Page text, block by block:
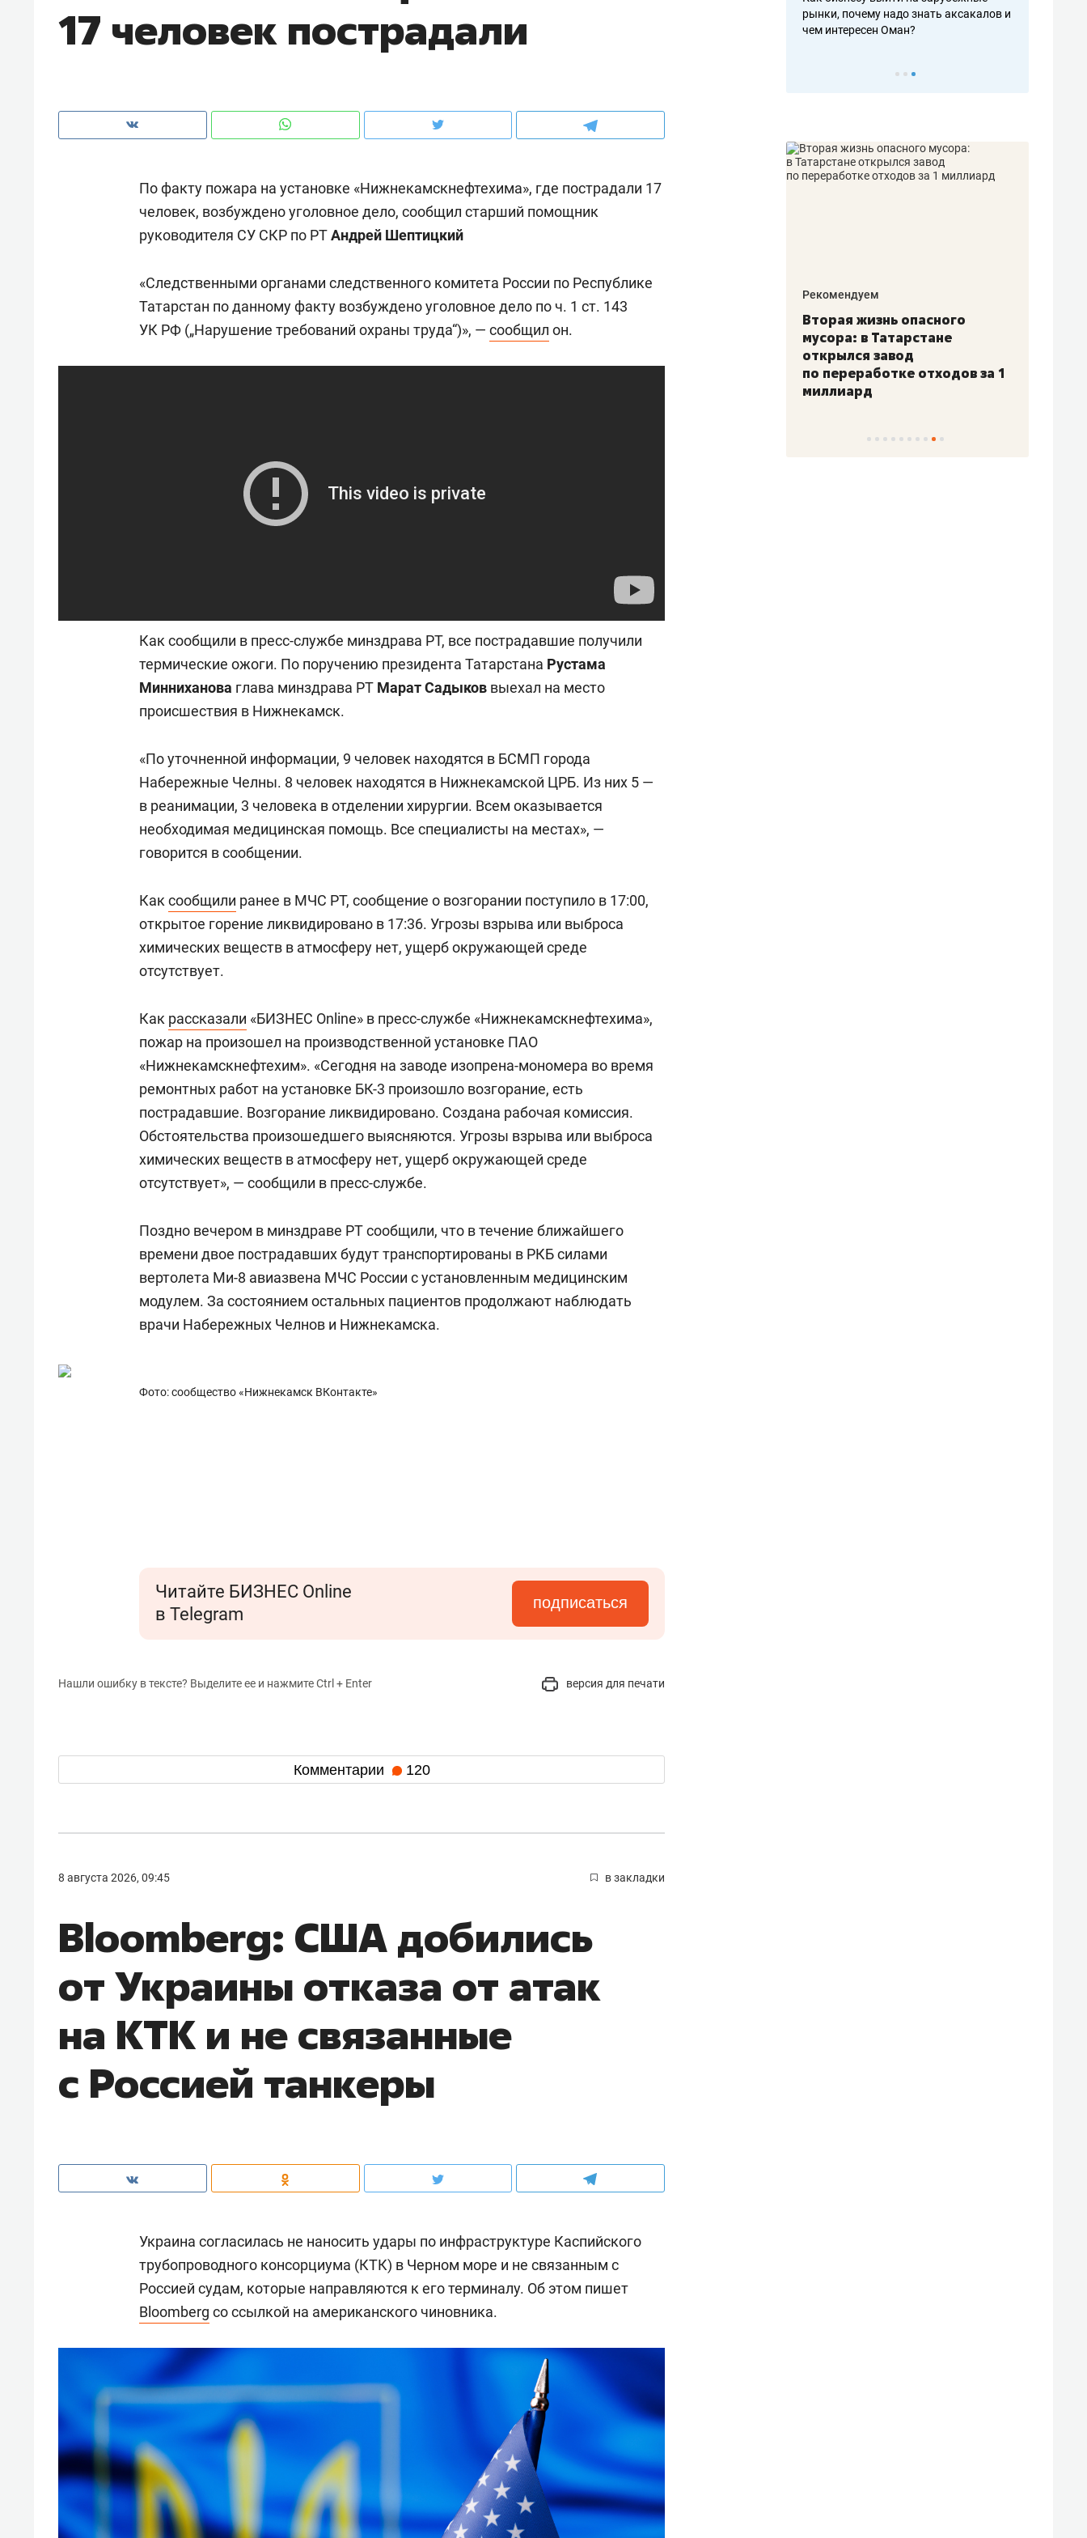
17 человек пострадали
По факту пожара на установке «Нижнекамскнефтехима», где пострадали 17
человек, возбуждено уголовное дело, сообщил старший помощник
руководителя СУ СКР по РТАндрей Шептицкий
«Следственными органами следственного комитета России по Республике
Татарстан по данному факту возбуждено уголовное дело по ч. 1 ст. 143
УК РФ („Нарушение требований охраны труда“)», — сообщил он.
Как сообщили в пресс-службе минздрава РТ, все пострадавшие получили
термические ожоги. По поручению президента Татарстана Рустама
Минниханова глава минздрава РТ Марат Садыков выехал на место
происшествия в Нижнекамск.
«По уточненной информации, 9 человек находятся в БСМП города
Набережные Челны. 8 человек находятся в Нижнекамской ЦРБ. Из них 5 —
в реанимации, 3 человека в отделении хирургии. Всем оказывается
необходимая медицинская помощь. Все специалисты на местах», —
говорится в сообщении.
Как сообщили ранее в МЧС РТ, сообщение о возгорании поступило в 17:00,
открытое горение ликвидировано в 17:36. Угрозы взрыва или выброса
химических веществ в атмосферу нет, ущерб окружающей среде
отсутствует.
Как рассказали «БИЗНЕС Online» в пресс-службе «Нижнекамскнефтехима»,
пожар на произошел на производственной установке ПАО
«Нижнекамскнефтехим». «Сегодня на заводе изопрена-мономера во время
ремонтных работ на установке БК-3 произошло возгорание, есть
пострадавшие. Возгорание ликвидировано. Создана рабочая комиссия.
Обстоятельства произошедшего выясняются. Угрозы взрыва или выброса
химических веществ в атмосферу нет, ущерб окружающей среде
отсутствует», — сообщили в пресс-службе.
Поздно вечером в минздраве РТ сообщили, что в течение ближайшего
времени двое пострадавших будут транспортированы в РКБ силами
вертолета Ми-8 авиазвена МЧС России с установленным медицинским
модулем. За состоянием остальных пациентов продолжают наблюдать
врачи Набережных Челнов и Нижнекамска.
Фото: сообщество «Нижнекамск ВКонтакте»
Читайте БИЗНЕС Online
в Telegram
подписаться
Нашли ошибку в тексте? Выделите ее и нажмите Ctrl + Enter версия для печати
Комментарии 120
8 августа 2026, 09:45 в закладки
Bloomberg: США добились
от Украины отказа от атак
на КТК и не связанные
с Россией танкеры
Украина согласилась не наносить удары по инфраструктуре Каспийского
трубопроводного консорциума (КТК) в Черном море и не связанным с
Россией судам, которые направляются к его терминалу. Об этом пишет
Bloomberg со ссылкой на американского чиновника.
чем интересен Оман?
клиентах и чудных запросах мастеров
рынки, почему надо знать аксакалов и
чем интересен Оман?
Элитный уровень в деталях
и бренд застройщика как
Рекомендуем
Анастасия Иванова,
«Гуксуми»: «Наша задача –
Рекомендуем
«Директорский невроз» –
Рекомендуем
Вторая жизнь опасного
мусора: в Татарстане
открылся завод
по переработке отходов за 1
миллиард